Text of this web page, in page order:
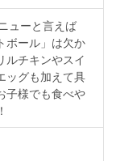
ューと言えば
ボール」は欠か
ルチキンやスイ
ッグも加えて具
子様でも食べや